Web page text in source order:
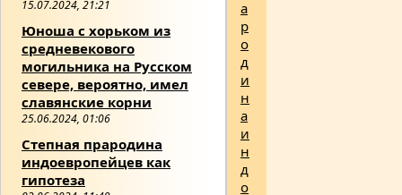
15.07.2024, 21:21
Юноша с хорьком из
средневекового
могильника на Русском
севере, вероятно, имел
славянские корни
25.06.2024, 01:06
Степная прародина
индоевропейцев как
гипотеза
а
р
о
д
и
н
а
и
н
д
о